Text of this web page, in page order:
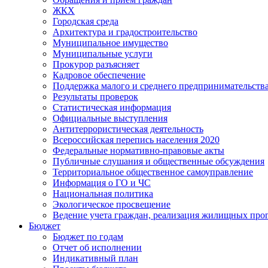
ЖКХ
Городская среда
Архитектура и градостроительство
Муниципальное имущество
Муниципальные услуги
Прокурор разъясняет
Кадровое обеспечение
Поддержка малого и среднего предпринимательства
Результаты проверок
Статистическая информация
Официальные выступления
Антитеррористическая деятельность
Всероссийская перепись населения 2020
Федеральные нормативно-правовые акты
Публичные слушания и общественные обсуждения
Территориальное общественное самоуправление
Информация о ГО и ЧС
Национальная политика
Экологическое просвещение
Ведение учета граждан, реализация жилищных
Бюджет
Бюджет по годам
Отчет об исполнении
Индикативный план